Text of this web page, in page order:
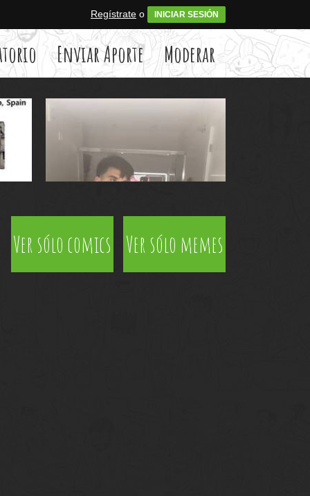
Regístrate o INICIAR SESIÓN
Enviar Aporte Moderar
Ver sólo comics Ver sólo memes